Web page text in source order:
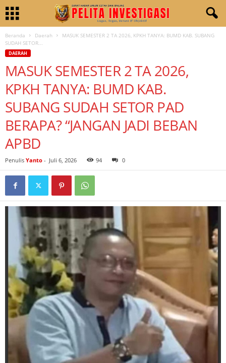
Beranda Daerah
MASUK SEMESTER 2 TA 2026, KPKH TANYA: BUMD KAB. SUBANG
SUDAH SETOR...
DAERAH
MASUK SEMESTER 2 TA 2026,
KPKH TANYA: BUMD KAB.
SUBANG SUDAH SETOR PAD
BERAPA? “JANGAN JADI BEBAN
APBD
Penulis Yanto - Juli 6, 2026 94 0